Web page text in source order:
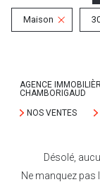
Maison
AGENCE
CHAMBORIGAUD
NOS VENTES
Désolé,
Ne manquez pas